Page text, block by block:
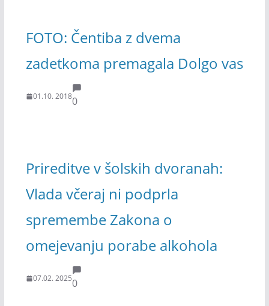
FOTO: Čentiba z dvema
zadetkoma premagala Dolgo vas
01.10. 20180
Prireditve v šolskih dvoranah:
Vlada včeraj ni podprla
spremembe Zakona o
omejevanju porabe alkohola
07.02. 20250